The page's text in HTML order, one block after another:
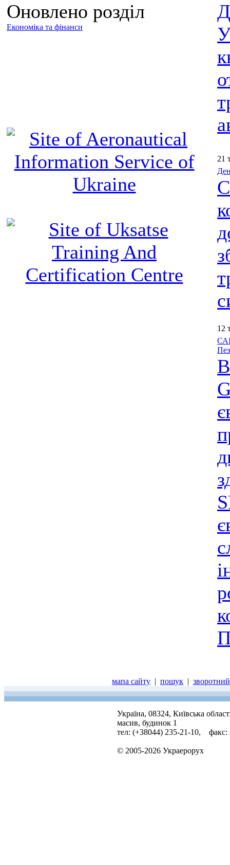
Оновлено розділ
Економіка та фінанси
21
12
мапа сайту | пошук |
Україна, 08324, Київська
масив, будинок 1
тел: (+38044) 235-21-10, факс:
© 2005-2026 Украерорух